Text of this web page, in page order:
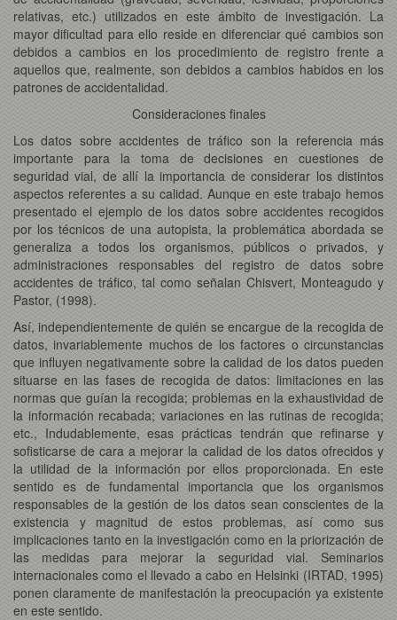
relativas, etc.) utilizados en este ámbito de investigación. La
mayor dificultad para ello reside en diferenciar qué cambios son
debidos a cambios en los procedimiento de registro frente a
aquellos que, realmente, son debidos a cambios habidos en los
patrones de accidentalidad.
Consideraciones finales
Los datos sobre accidentes de tráfico son la referencia más
importante para la toma de decisiones en cuestiones de
seguridad vial, de allí la importancia de considerar los distintos
aspectos referentes a su calidad. Aunque en este trabajo hemos
presentado el ejemplo de los datos sobre accidentes recogidos
por los técnicos de una autopista, la problemática abordada se
generaliza a todos los organismos, públicos o privados, y
administraciones responsables del registro de datos sobre
accidentes de tráfico, tal como señalan Chisvert, Monteagudo y
Pastor, (1998).
Así, independientemente de quién se encargue de la recogida de
datos, invariablemente muchos de los factores o circunstancias
que influyen negativamente sobre la calidad de los datos pueden
situarse en las fases de recogida de datos: limitaciones en las
normas que guían la recogida; problemas en la exhaustividad de
la información recabada; variaciones en las rutinas de recogida;
etc., Indudablemente, esas prácticas tendrán que refinarse y
sofisticarse de cara a mejorar la calidad de los datos ofrecidos y
la utilidad de la información por ellos proporcionada. En este
sentido es de fundamental importancia que los organismos
responsables de la gestión de los datos sean conscientes de la
existencia y magnitud de estos problemas, así como sus
implicaciones tanto en la investigación como en la priorización de
las medidas para mejorar la seguridad vial. Seminarios
internacionales como el llevado a cabo en Helsinki (IRTAD, 1995)
ponen claramente de manifestación la preocupación ya existente
en este sentido.